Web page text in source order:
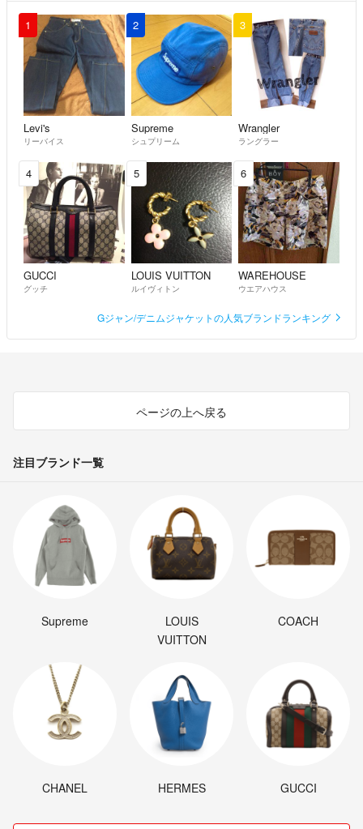
1
Levi's
リーバイス
2
Supreme
シュプリーム
3
Wrangler
ラングラー
4
GUCCI
グッチ
5
LOUIS VUITTON
ルイヴィトン
6
WAREHOUSE
ウエアハウス
Gジャン/デニムジャケットの人気ブランドランキング
ページの上へ戻る
注目ブランド一覧
Supreme
LOUIS
VUITTON
COACH
CHANEL HERMES GUCCI